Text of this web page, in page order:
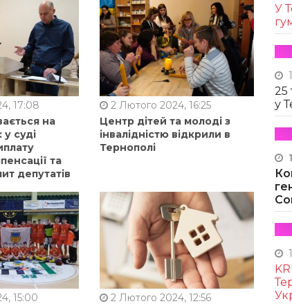
17:08
на
суді
та
депутатів
2 Лютого 2024, 16:25
Центр дітей та молоді з
інвалідністю відкрили в
Тернополі
15:00
2 Лютого 2024, 12:56
У
25
у